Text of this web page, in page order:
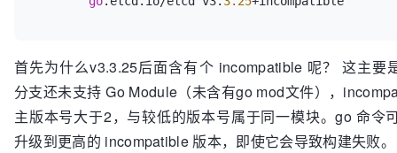
首先为什么v3.3.25后面含有个 incompatible 呢？ 这主要
分支还未支持 Go Module（未含有go mod文件），
主版本号大于2，与较低的版本号属于同一模块。go 命令
升级到更高的 incompatible 版本，即使它会导致构建失败。